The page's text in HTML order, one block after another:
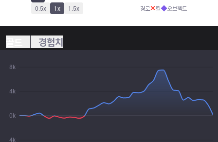
0.5x 1x 1.5x 경로✕킬◆오브젝트
경험치
4k
0k
4k
8k